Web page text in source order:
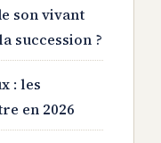
son vivant
succession ?
: les
en 2026